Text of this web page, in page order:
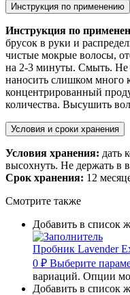
Инструкция по применению
Инструкция по
брусок в руки и
чистые мокрые волосы,
на 2-3 минуты. Смыть. Не
наносить слишком много
концентрированный
количества. Высушить
Условия и сроки хранения
Условия хранения: дать
высохнуть. Не держать в
Срок хранения: 12
Смотрите также
Добавить в список
Пробник Lavender
0 ₽ Выберите
вариаций. Опции
Добавить в список